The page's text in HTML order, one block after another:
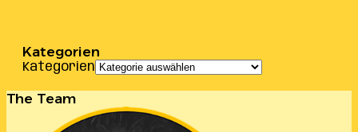
Kategorien
Kategorien
The Team